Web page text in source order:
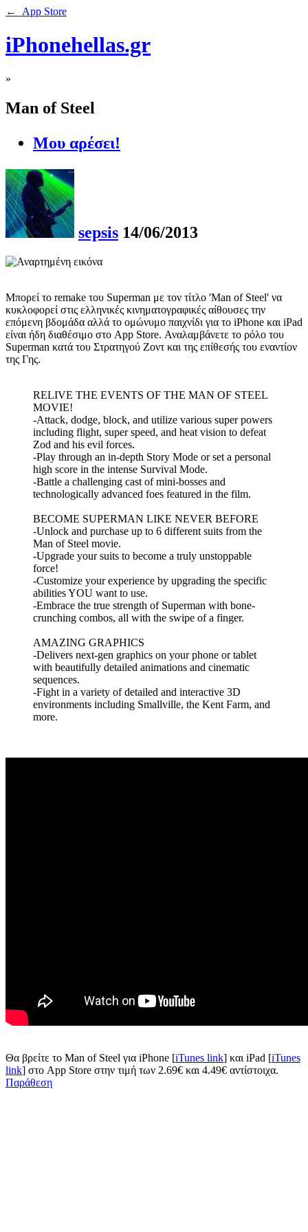
← App Store
iPhonehellas.gr
»
Man of Steel
Μου αρέσει!
sepsis 14/06/2013
Μπορεί το remake του Superman με τον τίτλο 'Man of Steel' να
κυκλοφορεί στις ελληνικές κινηματογραφικές αίθουσες την
επόμενη βδομάδα αλλά το ομώνυμο παιχνίδι για το iPhone και iPad
είναι ήδη διαθέσιμο στο App Store. Αναλαμβάνετε το ρόλο του
Superman κατά του Στρατηγού Ζοντ και της επίθεσής του εναντίον
της Γης.
RELIVE THE EVENTS OF THE MAN OF STEEL
MOVIE!
-Attack, dodge, block, and utilize various super powers
including flight, super speed, and heat vision to defeat
Zod and his evil forces.
-Play through an in-depth Story Mode or set a personal
high score in the intense Survival Mode.
-Battle a challenging cast of mini-bosses and
technologically advanced foes featured in the film.
BECOME SUPERMAN LIKE NEVER BEFORE
-Unlock and purchase up to 6 different suits from the
Man of Steel movie.
-Upgrade your suits to become a truly unstoppable
force!
-Customize your experience by upgrading the specific
abilities YOU want to use.
-Embrace the true strength of Superman with bone-
crunching combos, all with the swipe of a finger.
AMAZING GRAPHICS
-Delivers next-gen graphics on your phone or tablet
with beautifully detailed animations and cinematic
sequences.
-Fight in a variety of detailed and interactive 3D
environments including Smallville, the Kent Farm, and
more.
Θα βρείτε το Man of Steel για iPhone [iTunes link] και iPad [iTunes
link] στο App Store στην τιμή των 2.69€ και 4.49€ αντίστοιχα.
Παράθεση